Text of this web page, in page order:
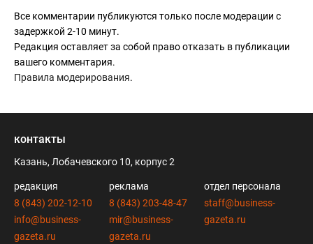
Все комментарии публикуются только после модерации с
задержкой 2-10 минут.
Редакция оставляет за собой право отказать в публикации
вашего комментария.
Правила модерирования.
контакты
Казань, Лобачевского 10, корпус 2
редакция
8 (843) 202-12-10
info@business-
gazeta.ru
реклама
8 (843) 203-48-47
mir@business-
gazeta.ru
отдел персонала
staff@business-
gazeta.ru